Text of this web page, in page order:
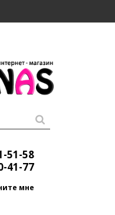
51-58
41-77
мне